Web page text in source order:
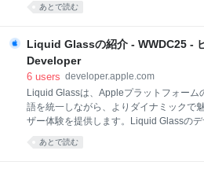
ツ間の関係を再構築し、デバイス、画面
ックなデザインを作成できます。このセ
細をご確認ください。 関連する章 0:00 -
ション 2:06 - デザイン言語 6:16 - 構造
Toolbars Adopting Liquid Glass Human
Guidelines: Icons Human Interface
Interface Guidelines: Materi
あとで読む
Liquid Glassの紹介 - WWDC25 -
Developer
6 users developer.apple.com
Liquid Glassは、Appleプラットフォーム
語を統一しながら、よりダイナミックで
ザー体験を提供します。Liquid Glassの
則、光学的および物理的な主要特性、
用途とメリットについて説明します。 関
あとで読む